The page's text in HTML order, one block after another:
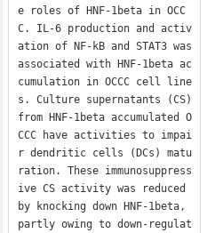
e roles of HNF-1beta in OCC
C. IL-6 production and activ
ation of NF-kB and STAT3 was
associated with HNF-1beta ac
cumulation in OCCC cell line
s. Culture supernatants (CS)
from HNF-1beta accumulated O
CCC have activities to impai
r dendritic cells (DCs) matu
ration. These immunosuppress
ive CS activity was reduced
by knocking down HNF-1beta,
partly owing to down-regulat